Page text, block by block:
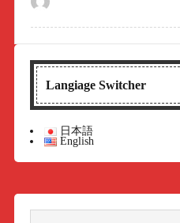
Langiage Switcher
日本語
English